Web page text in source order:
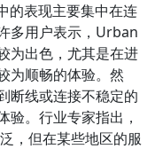
的表现主要集中在连
多用户表示，Urban
为出色，尤其是在进
为顺畅的体验。然
断线或连接不稳定的
验。行业专家指出，
，但在某些地区的服